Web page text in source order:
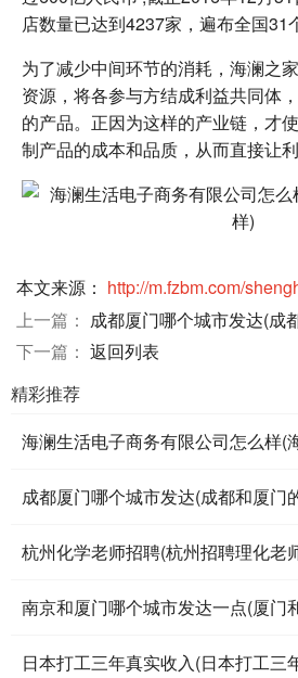
店数量已达到4237家，遍布全国31
为了减少中间环节的消耗，海澜之
资源，将各参与方结成利益共同体
的产品。正因为这样的产业链，才
制产品的成本和品质，从而直接让利
本文来源： http://m.fzbm.com/
上一篇： 成都厦门哪个城市发达(成
下一篇： 返回列表
精彩推荐
海澜生活电子商务有限公司怎么样(
成都厦门哪个城市发达(成都和厦门
杭州化学老师招聘(杭州招聘理化老
南京和厦门哪个城市发达一点(厦门
日本打工三年真实收入(日本打工三